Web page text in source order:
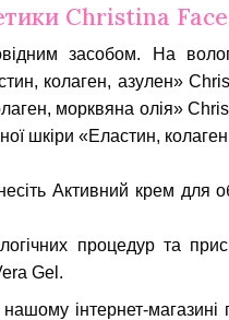
Christina Face
засобом. На
колаген, азулен»
морквяна олія»
шкіри «Еластин,
Активний крем для
процедур та
Gel.
інтернет-